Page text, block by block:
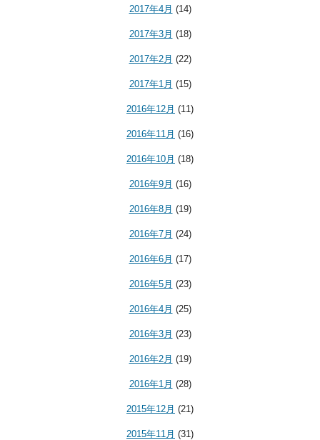
2017年4月 (14)
2017年3月 (18)
2017年2月 (22)
2017年1月 (15)
2016年12月 (11)
2016年11月 (16)
2016年10月 (18)
2016年9月 (16)
2016年8月 (19)
2016年7月 (24)
2016年6月 (17)
2016年5月 (23)
2016年4月 (25)
2016年3月 (23)
2016年2月 (19)
2016年1月 (28)
2015年12月 (21)
2015年11月 (31)